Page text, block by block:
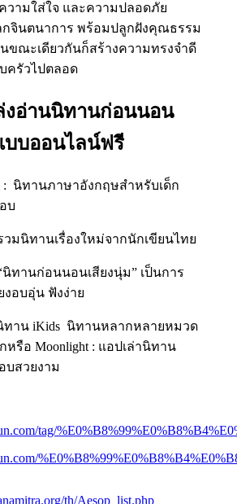
วามใส่ใจ และความปลอดภัย
กจินตนาการ พร้อมปลูกฝังคุณธรรม
ขณะเดียวกันก็สร้างความทรงจำดี
ครัวไปตลอด
งอ่านนิทานก่อนนอน
บออนไลน์ฟรี
: นิทานภาษาอังกฤษสำหรับเด็ก
บ
วมนิทานเรื่องใหม่จากนักเขียนไทย
นิทานก่อนนอนเสียงนุ่ม” เป็นการ
งอบอุ่น ฟังง่าย
ทาน iKids นิทานหลากหลายหมวด
หรือ Moonlight : แอปเล่านิทาน
บสวยงาม
tag/
th/Aesop_list.php